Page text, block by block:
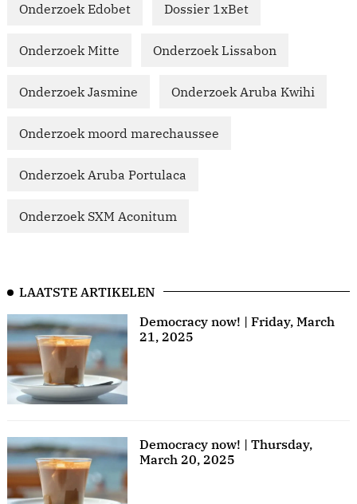
Onderzoek Edobet Dossier 1xBet
Onderzoek Mitte Onderzoek Lissabon
Onderzoek Jasmine Onderzoek Aruba Kwihi
Onderzoek moord marechaussee
Onderzoek Aruba Portulaca
Onderzoek SXM Aconitum
LAATSTE ARTIKELEN
Democracy now! | Friday, March
21, 2025
Democracy now! | Thursday,
March 20, 2025